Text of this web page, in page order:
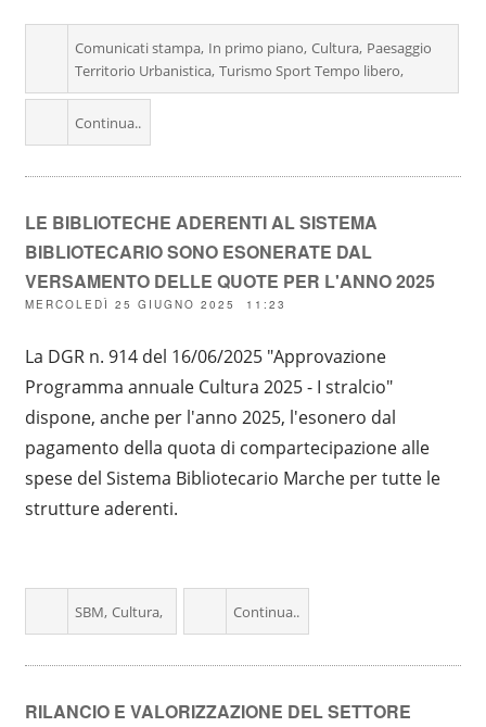
Comunicati stampa In primo piano Cultura Paesaggio
Territorio Urbanistica Turismo Sport Tempo libero
Continua..
LE BIBLIOTECHE ADERENTI AL SISTEMA
BIBLIOTECARIO SONO ESONERATE DAL
VERSAMENTO DELLE QUOTE PER L'ANNO 2025
MERCOLEDÌ 25 GIUGNO 2025 11:23
La DGR n. 914 del 16/06/2025 "Approvazione
Programma annuale Cultura 2025 - I stralcio"
dispone, anche per l'anno 2025, l'esonero dal
pagamento della quota di compartecipazione alle
spese del Sistema Bibliotecario Marche per tutte le
strutture aderenti.
SBM Cultura Continua..
RILANCIO E VALORIZZAZIONE DEL SETTORE